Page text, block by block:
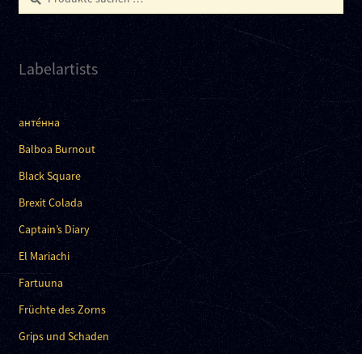
nach:
Labelartists
анте́нна
Balboa Burnout
Black Square
Brexit Colada
Captain’s Diary
El Mariachi
Fartuuna
Früchte des Zorns
Grips und Schaden